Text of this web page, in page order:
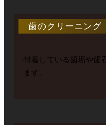
歯のクリーニング
付着している歯垢や歯
ます。